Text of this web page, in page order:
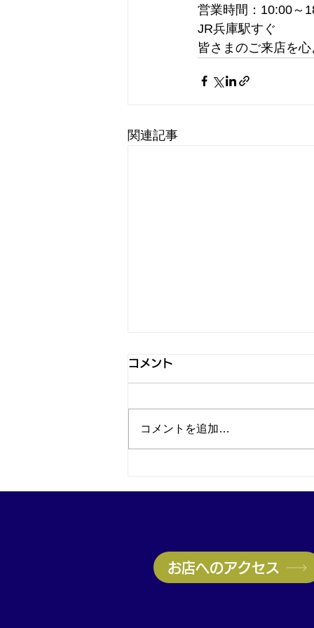
営業時間：10:00～
JR兵庫駅すぐ
皆さまのご来店を
関連記事
吉兵庫駅前店
コメント
コメントを追加…
お店へのアクセス